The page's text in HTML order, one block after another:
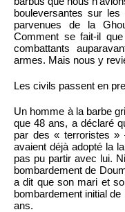
bouleversantes sur
parvenues de la
Comment se fait-il
combattants
armes. Mais nous y
Les civils passent en
Un homme à la barbe
que 48 ans, a déclaré
par des « terroristes »
avaient déjà adopté la
pas pu partir avec lui.
bombardement de
a dit que son mari et
bombardement initial
ans.